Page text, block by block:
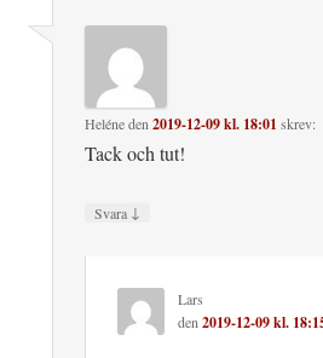
Heléneden 2019-12-09 kl. 18:01 skrev:
Tack och tut!
Svara ↓
Lars
den 2019-12-09 kl.